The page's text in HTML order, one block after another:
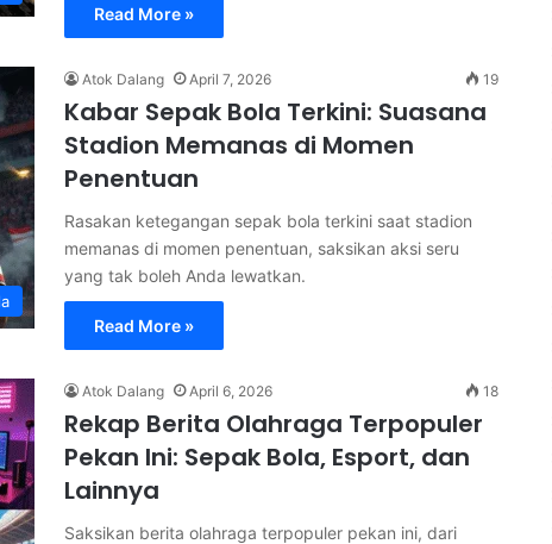
Read More »
Atok Dalang April 7, 2026 19
Kabar Sepak Bola Terkini: Suasana
Stadion Memanas di Momen
Penentuan
Rasakan ketegangan sepak bola terkini saat stadion
memanas di momen penentuan, saksikan aksi seru
yang tak boleh Anda lewatkan.
Read More »
Atok Dalang April 6, 2026 18
Rekap Berita Olahraga Terpopuler
Pekan Ini: Sepak Bola, Esport, dan
Lainnya
Saksikan berita olahraga terpopuler pekan ini, dari